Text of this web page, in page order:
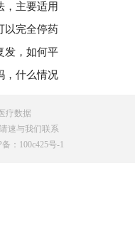
，主要适用
以完全停药
发，如何平
，什么情况
疗数据
速与我们联系
备：100c425号-1